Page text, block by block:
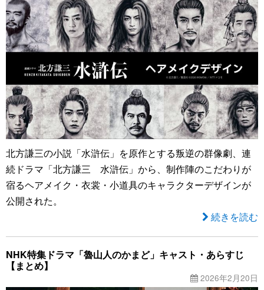
北方謙三の小説「水滸伝」を原作とする叛逆の群像劇、連
続ドラマ「北方謙三 水滸伝」から、制作陣のこだわりが
宿るヘアメイク・衣裳・小道具のキャラクターデザインが
公開された。
続きを読む
NHK特集ドラマ「魯山人のかまど」キャスト・あらすじ
【まとめ】
2026年2月20日